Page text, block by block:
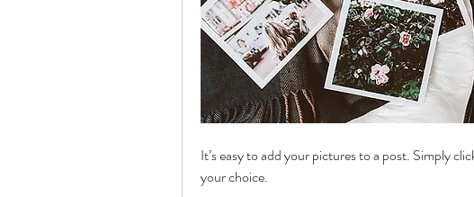
It’s easy to add your pictures to a post. Simply
your choice.